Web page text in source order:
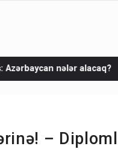
Rusiya və İrana
–